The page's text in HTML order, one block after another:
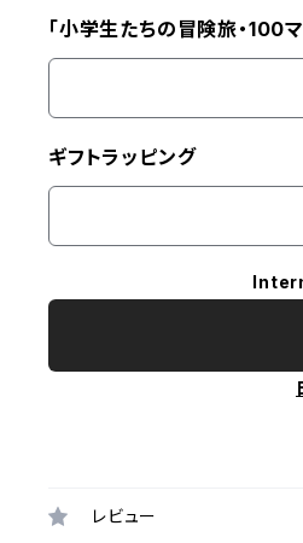
「小学生たちの冒険旅・100
ギフトラッピング
レビュー